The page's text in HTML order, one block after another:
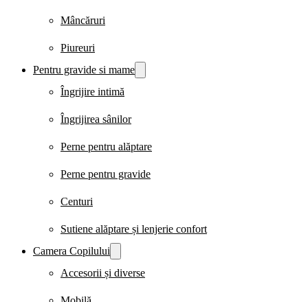
Mâncăruri
Piureuri
Pentru gravide si mame
Îngrijire intimă
Îngrijirea sânilor
Perne pentru alăptare
Perne pentru gravide
Centuri
Sutiene alăptare și lenjerie confort
Camera Copilului
Accesorii și diverse